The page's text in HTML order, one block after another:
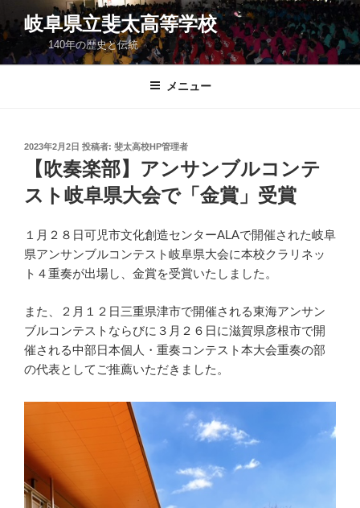
ン
ン
岐阜県立斐太高等学校
140年の歴史と伝統
メニュー
投
2023年2月2日 投稿者: 斐太高校HP管理者
【吹奏楽部】アンサンブルコンテ
スト岐阜県大会で「金賞」受賞
１月２８日可児市文化創造センターALAで開催された岐阜
県アンサンブルコンテスト岐阜県大会に本校クラリネッ
ト４重奏が出場し、金賞を受賞いたしました。
また、２月１２日三重県津市で開催される東海アンサン
ブルコンテストならびに３月２６日に滋賀県彦根市で開
催される中部日本個人・重奏コンテスト本大会重奏の部
の代表としてご推薦いただきました。